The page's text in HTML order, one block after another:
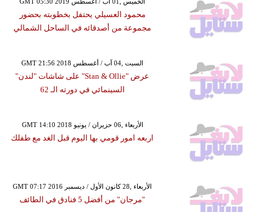
محمود العسيلي يحتفل بخطوبته بحضور
مجموعة من أصدقائه في الساحل الشمالي
GMT 21:56 2018 السبت ,04 آب / أغسطس
عرض "Stan & Ollie" على شاشات "لندن"
السينمائي في دورته الـ 62
GMT 14:10 2018 الأربعاء ,06 حزيران / يونيو
اربعه امور قومي بها اليوم قبل الغد مع طفلك
GMT 07:17 2016 الأربعاء ,28 كانون الأول / ديسمبر
"مرجان" من أفضل 5 فنادق في الطائف